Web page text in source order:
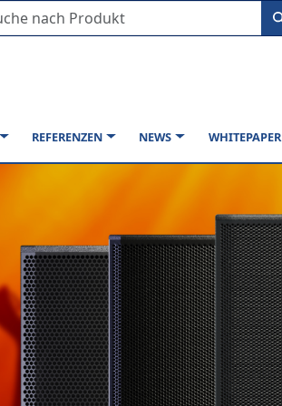
REFERENZEN NEWS WHITEPAPER